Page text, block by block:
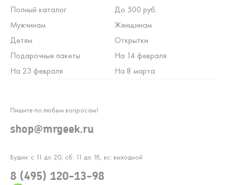
Полный каталог
До 500 руб.
Мужчинам
Женщинам
Детям
Открытки
Подарочные пакеты
На 14 февраля
На 23 февраля
На 8 марта
Будни: с 11 до 20, сб: 11 до 18, вс: выходной
8 (495) 120-13-98
Пишите по любым вопросам!
shop@mrgeek.ru